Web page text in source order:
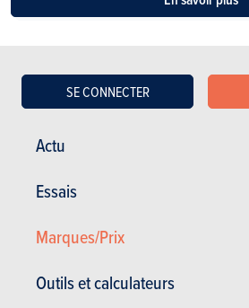
Actu
Essais
Marques/Prix
Outils et calculateurs
SE CONNECTER
ESSAISMERCEDES-